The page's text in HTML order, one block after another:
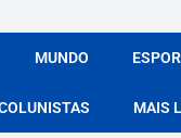
MUNDO
MAIS